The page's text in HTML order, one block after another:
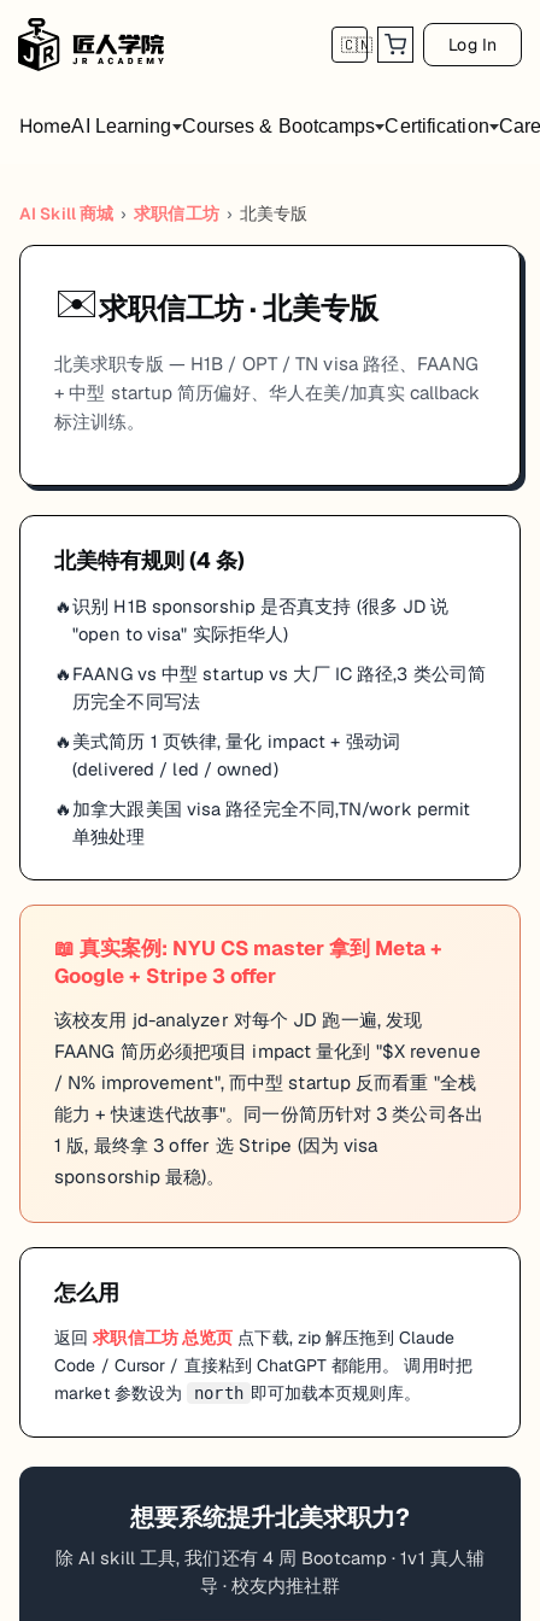
🇨🇳 Log In
HomeAI Learning Courses & Bootcamps Certification
AI Skill 商城 › 求职信工坊 › 北美专版
✉️求职信工坊·北美专版
北美求职专版 — H1B / OPT / TN visa 路径、FAANG
+ 中型 startup 简历偏好、华人在美/加真实 callback
标注训练。
北美特有规则 (4条)
识别 H1B sponsorship 是否真支持 (很多 JD 说
"open to visa" 实际拒华人)
FAANG vs 中型 startup vs 大厂 IC 路径,3 类公司简
历完全不同写法
美式简历 1 页铁律, 量化 impact + 强动词
(delivered / led / owned)
加拿大跟美国 visa 路径完全不同,TN/work permit
单独处理
📖 真实案例: NYU CS master 拿到 Meta +
Google + Stripe 3 offer
该校友用 jd-analyzer 对每个 JD 跑一遍, 发现
FAANG 简历必须把项目 impact 量化到 "$X revenue
/ N% improvement", 而中型 startup 反而看重 "全栈
能力 + 快速迭代故事"。同一份简历针对 3 类公司各出
1 版, 最终拿 3 offer 选 Stripe (因为 visa
sponsorship 最稳)。
怎么用
返回 求职信工坊总览页 点下载, zip 解压拖到 Claude
Code / Cursor / 直接粘到 ChatGPT 都能用。 调用时把
market 参数设为
north 即可加载本页规则库。
想要系统提升北美求职力?
除 AI skill 工具, 我们还有 4 周 Bootcamp · 1v1 真人辅
导 · 校友内推社群